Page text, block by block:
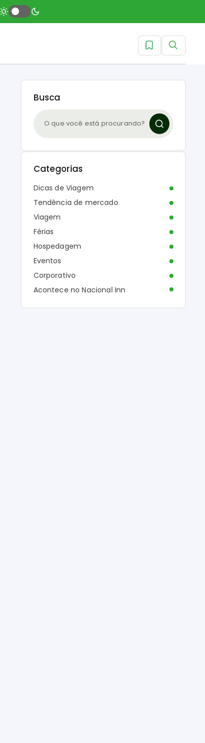
Busca
Categorias
Dicas de Viagem
Tendência de mercado
Viagem
Férias
Hospedagem
Eventos
Corporativo
Acontece no Nacional Inn